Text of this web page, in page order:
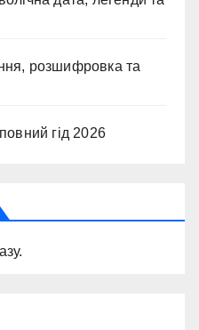
розшифровка та
гід 2026